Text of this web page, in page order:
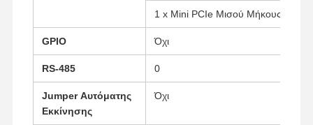
1 x Mini PCIe Μισού Μήκους για
GPIO Όχι
RS-485 0
Jumper Αυτόματης
Εκκίνησης
Όχι